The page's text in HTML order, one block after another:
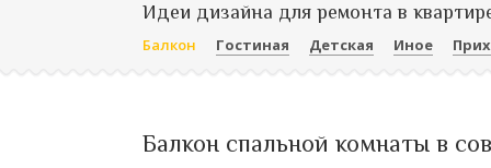
Идеи дизайна для ремонта в
Балкон Гостиная Детская Иное
Балкон спальной комнаты в